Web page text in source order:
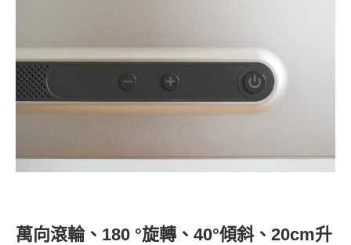
萬向滾輪、180 °旋轉、40°傾斜、20cm升